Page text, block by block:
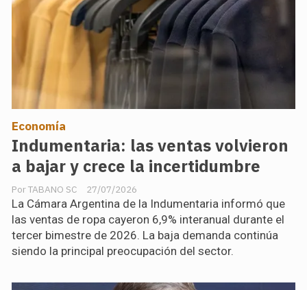
Indumentaria: las ventas volvieron
a bajar y crece la incertidumbre
TABANO SC
Economía
27/07/2026
La Cámara Argentina de la Indumentaria informó que
las ventas de ropa cayeron 6,9% interanual durante el
tercer bimestre de 2026. La baja demanda continúa
siendo la principal preocupación del sector.